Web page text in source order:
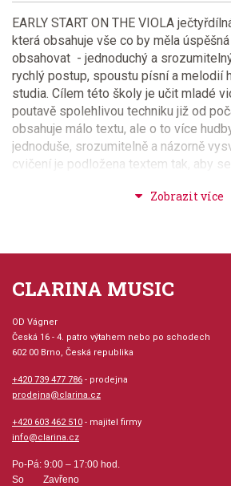
EARLY START ON THE VIOLA
která obsahuje vše co by měla
obsahovat - jednoduchý a
rychlý postup, spoustu písní a melodií
studia. Cílem této školy je učit mladé
poutavě spolehlivou techniku již od
obsahuje málo textu, ale o to více
jednoduše, srozumitelně a názorně
cvičení je podložena textem tak, aby
jako celek. Sešit je krásně, bohatě a
Série: EARLY START ON THE
Jazyk: anglicky
noty pro hudební školy
Velikost (rozměr): 23 x 30 cm
Počet stran: 64
CLARINA MUSIC
OD Vágner
Česká 16 - 4. patro výtahem nebo po schodech
602 00 Brno, Česká republika
+420 739 477 786 - prodejna
prodejna@clarina.cz
+420 603 462 510 - majitel firmy
info@clarina.cz
Po-Pá: 9:00 – 17:00 hod.
So Zavřeno